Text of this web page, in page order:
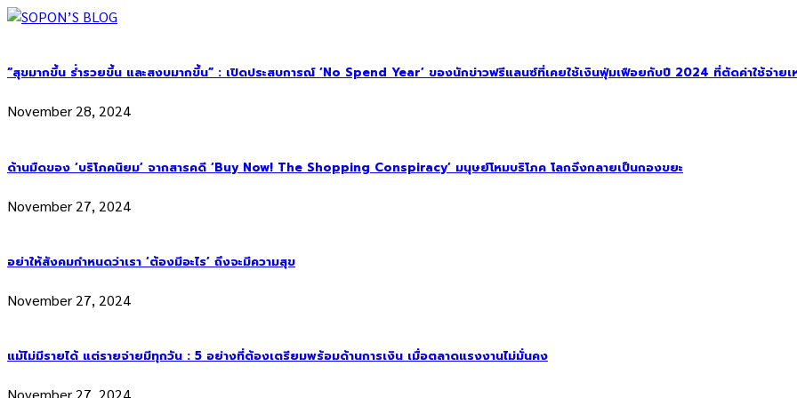
“สุขมากขึ้น ร่ำรวยขึ้น และสงบมากขึ้น” : เปิดประสบการณ์ ‘No Spend Year’ ของนักข่าวฟรีแลนซ์ที่เคยใช้เงินฟุ่มเฟือยกับปี 2024 ที่ตัดค่าใช้จ่ายเ
November 28, 2024
ด้านมืดของ ‘บริโภคนิยม’ จากสารคดี ‘Buy Now! The Shopping Conspiracy’ มนุษย์โหมบริโภค โลกจึงกลายเป็นกองขยะ
November 27, 2024
อย่าให้สังคมกำหนดว่าเรา ‘ต้องมีอะไร’ ถึงจะมีความสุข
November 27, 2024
แม้ไม่มีรายได้ แต่รายจ่ายมีทุกวัน : 5 อย่างที่ต้องเตรียมพร้อมด้านการเงิน เมื่อตลาดแรงงานไม่มั่นคง